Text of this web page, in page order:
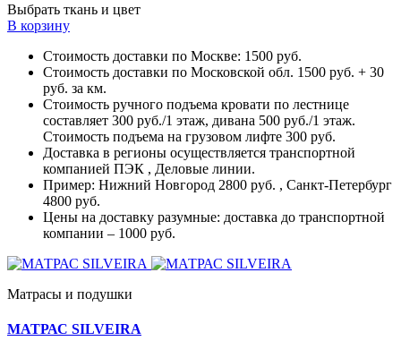
Выбрать ткань и цвет
В корзину
Стоимость доставки по Москве: 1500 руб.
Стоимость доставки по Московской обл. 1500 руб. + 30
руб. за км.
Стоимость ручного подъема кровати по лестнице
составляет 300 руб./1 этаж, дивана 500 руб./1 этаж.
Стоимость подъема на грузовом лифте 300 руб.
Доставка в регионы осуществляется транспортной
компанией ПЭК , Деловые линии.
Пример: Нижний Новгород 2800 руб. , Санкт-Петербург
4800 руб.
Цены на доставку разумные: доставка до транспортной
компании – 1000 руб.
Матрасы и подушки
МАТРАС SILVEIRA